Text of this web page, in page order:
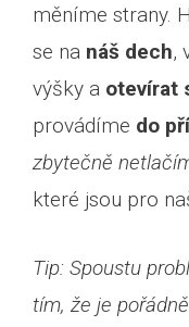
měníme strany.
se na náš dech,
výšky a otevírat
provádíme do
zbytečně
které jsou pro
Tip: Spoustu
tím, že je